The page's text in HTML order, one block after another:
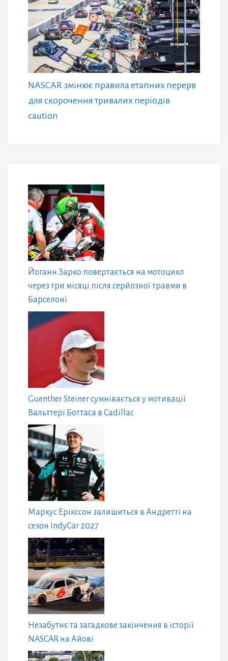
NASCAR змінює правила етапних перерв
для скорочення тривалих періодів
caution
Йоганн Зарко повертається на мотоцикл
через три місяці після серйозної травми в
Барселоні
Guenther Steiner сумнівається у мотивації
Вальттері Боттаса в Cadillac
Маркус Ерікссон залишиться в Андретті на
сезон IndyCar 2027
Незабутнє та загадкове закінчення в історії
NASCAR на Айові